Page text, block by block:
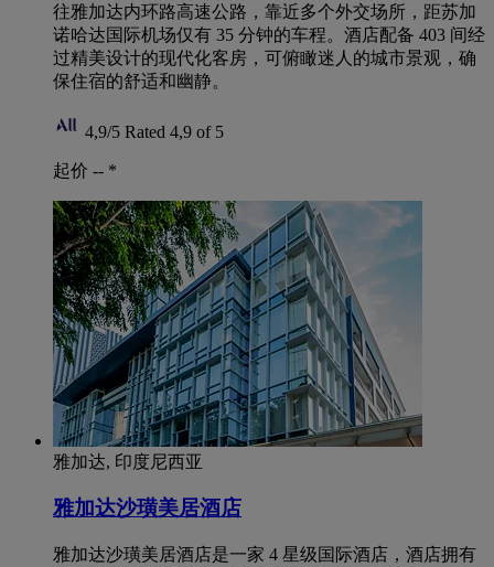
往雅加达内环路高速公路，靠近多个外交场所，距苏加
诺哈达国际机场仅有 35 分钟的车程。酒店配备 403 间经
过精美设计的现代化客房，可俯瞰迷人的城市景观，确
保住宿的舒适和幽静。
4,9/5 Rated 4,9 of 5
起价 -- *
雅加达, 印度尼西亚
雅加达沙璜美居酒店
雅加达沙璜美居酒店是一家 4 星级国际酒店，酒店拥有